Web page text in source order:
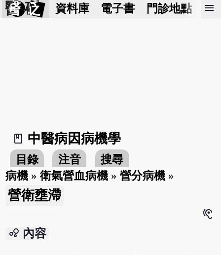
醫 砭 資料庫 電子書 門診地點 預
menu
book_2
中醫病因病機學
目錄 注音
搜尋
病機 »衛氣營血病機 »營分病機 »
營衛壅滯
hearing
bubble_chart 內容